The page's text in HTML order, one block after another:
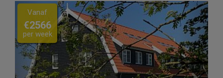
Previous Next
Vanaf
€2566
per week